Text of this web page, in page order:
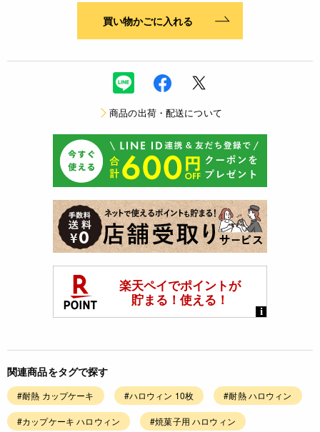
買い物かごに入れる
商品の出荷・配送について
関連商品をタグで探す
#耐熱 カップケーキ #ハロウィン 10枚 #耐熱 ハロウィン
#カップケーキ ハロウィン #焼菓子用 ハロウィン